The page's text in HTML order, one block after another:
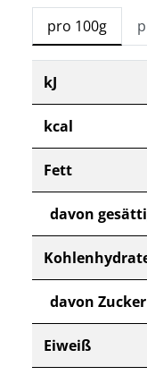
pro 100g
kJ
kcal
Fett
davon
davon Zucker
Eiweiß